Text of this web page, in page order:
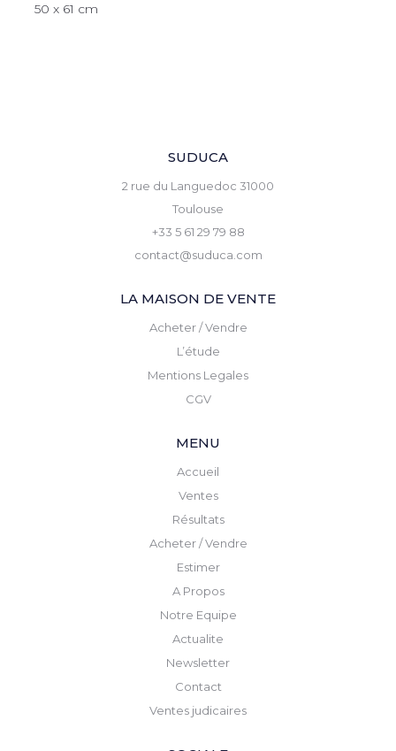
50 x 61 cm
SUDUCA
2 rue du Languedoc 31000
Toulouse
+33 5 61 29 79 88
contact@suduca.com
LA MAISON DE VENTE
Acheter / Vendre
L’étude
Mentions Legales
CGV
MENU
Accueil
Ventes
Résultats
Acheter / Vendre
Estimer
A Propos
Notre Equipe
Actualite
Newsletter
Contact
Ventes judicaires